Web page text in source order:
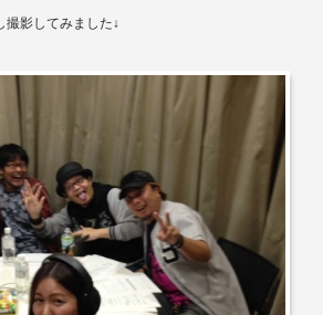
撮影してみました↓